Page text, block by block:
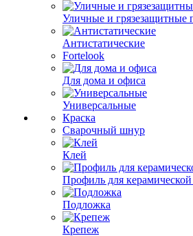
Уличные и грязезащитные
Антистатические
Fortelook
Для дома и офиса
Универсальные
Краска
Сварочный шнур
Клей
Профиль для
Подложка
Крепеж